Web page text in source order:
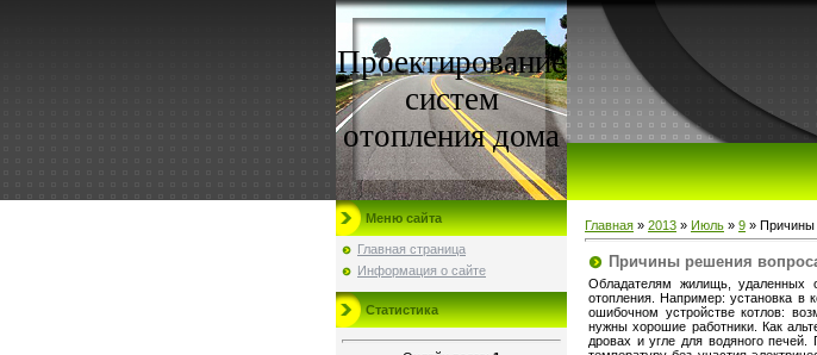
Проектирование
систем
отопления дома
Меню сайта
Главная страница
Информация о сайте
Статистика
Главная » 2013 » Июль » 9 » Причины
Причины решения
Обладателям жилищь, удаленных
отопления. Например: установка в
ошибочном устройстве котлов:
нужны хорошие работники. Как
дровах и угле для водяного